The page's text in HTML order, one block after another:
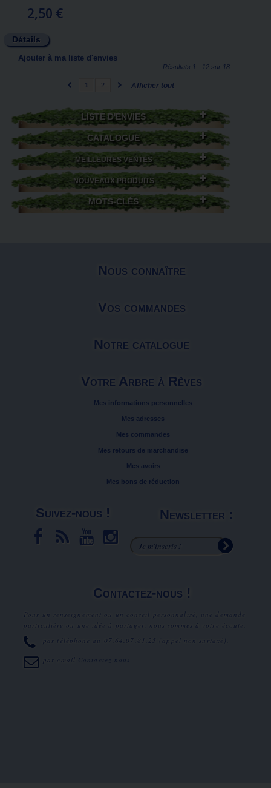
2,50 €
Détails
Ajouter à ma liste d'envies
Afficher tout
1 2
Résultats 1 - 12 sur 18.
LISTE D'ENVIES
CATALOGUE
MEILLEURES VENTES
NOUVEAUX PRODUITS
MOTS-CLÉS
Nous connaître
Vos commandes
Notre catalogue
Votre Arbre à Rêves
Mes informations personnelles
Mes adresses
Mes commandes
Mes retours de marchandise
Mes avoirs
Mes bons de réduction
Suivez-nous ! Newsletter :
Contactez-nous !
Pour un renseignement ou un conseil personnalisé, une demande
particulière ou une idée à partager, nous sommes à votre écoute.
par téléphone au
07.64.07.81.25 (appel non surtaxé).
par email Contactez-nous